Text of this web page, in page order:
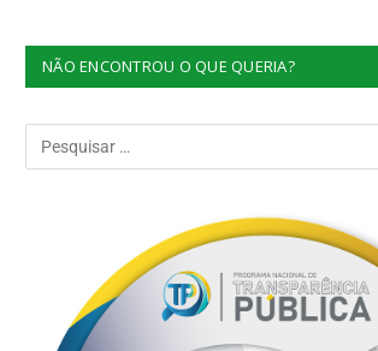
NÃO ENCONTROU O QUE QUERIA?